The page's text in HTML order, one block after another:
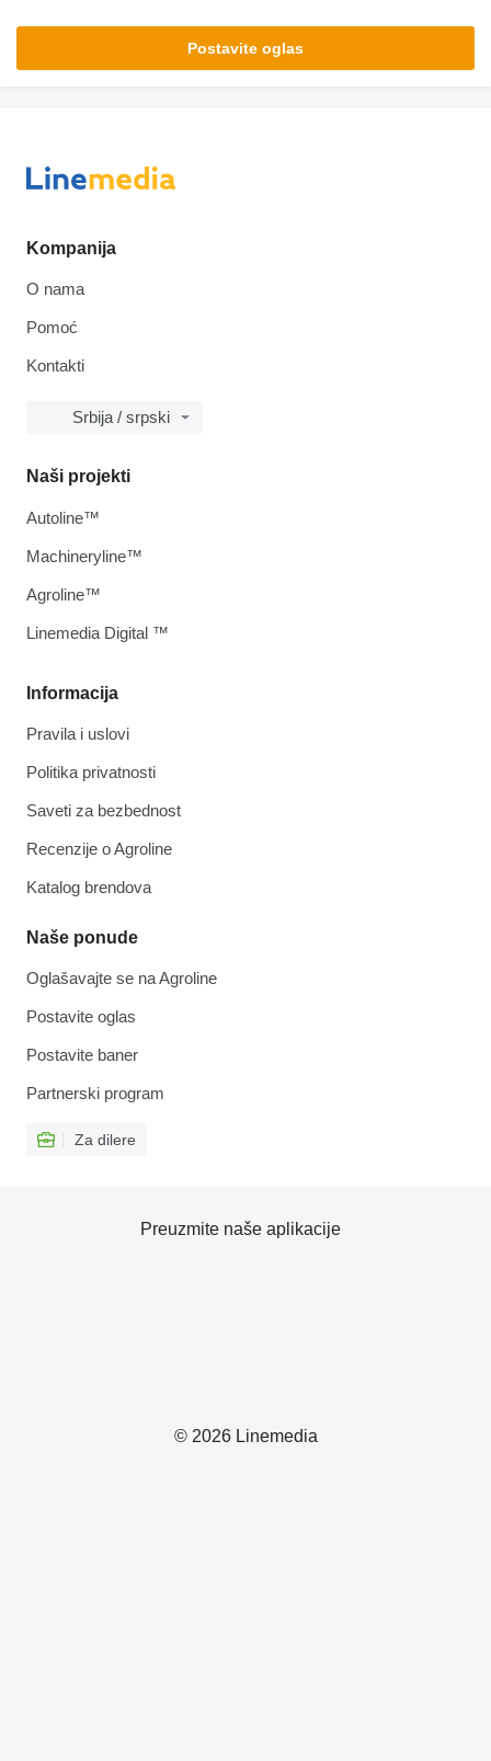
Postavite oglas
Kompanija
O nama
Pomoć
Kontakti
Srbija / srpski
Informacija
Pravila i uslovi
Politika privatnosti
Saveti za bezbednost
Recenzije o Agroline
Katalog brendova
Naše ponude
Oglašavajte se na Agroline
Postavite oglas
Postavite baner
Partnerski program
Za dilere
Naši projekti
Autoline™
Machineryline™
Agroline™
Linemedia Digital ™
© 2026 Linemedia
Preuzmite naše aplikacije